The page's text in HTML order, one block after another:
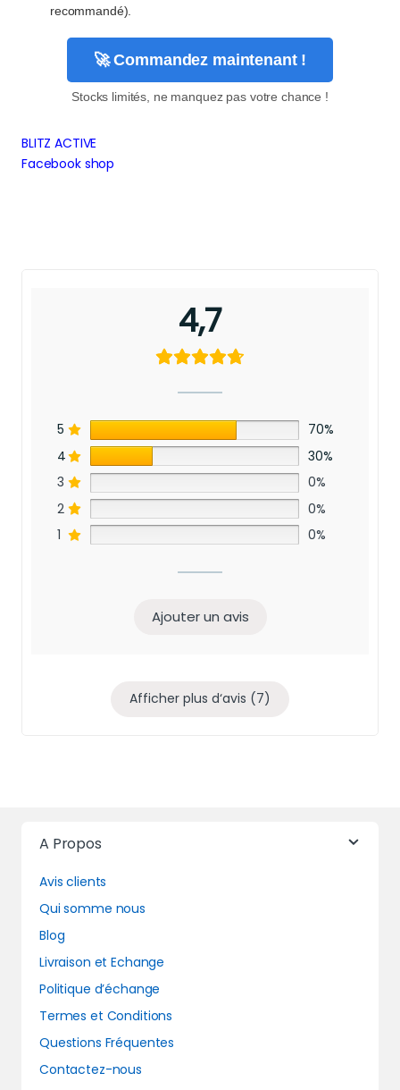
recommandé).
🚀 Commandez maintenant !
Stocks limités, ne manquez pas votre chance !
BLITZ ACTIVE
Facebook shop
4,7
5
70%
4
30%
3
0%
2
0%
1
0%
Ajouter un avis
Afficher plus d‘avis (7)
A Propos
Avis clients
Qui somme nous
Blog
Livraison et Echange
Politique d’échange
Termes et Conditions
Questions Fréquentes
Contactez-nous